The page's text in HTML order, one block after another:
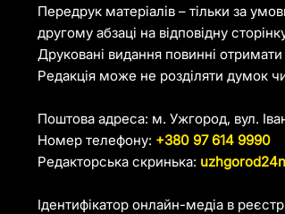
Передрук матеріалів – тільки за
другому абзаці на відповідну
Друковані видання повинні
Редакція може не розділяти думок
Поштова адреса: м. Ужгород, вул.
Номер телефону: +380 97 614 9990
Редакторська скринька:
Ідентифікатор онлайн-медіа в